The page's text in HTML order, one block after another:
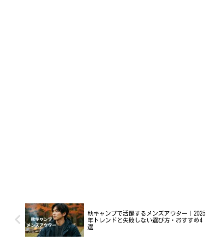
秋キャンプで活躍するメンズアウター｜2025
年トレンドと失敗しない選び方・おすすめ4
選